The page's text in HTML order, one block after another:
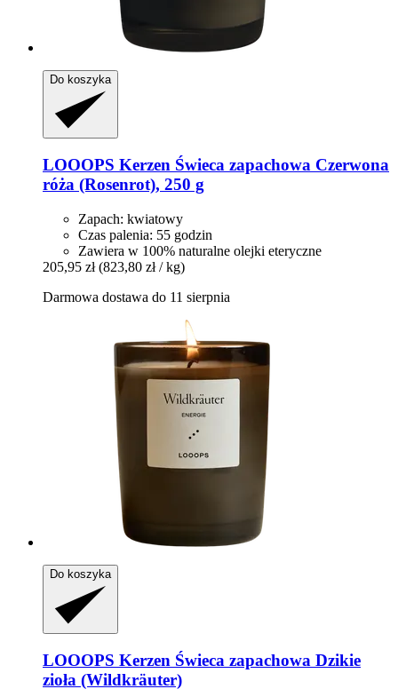
Do koszyka
LOOOPS Kerzen Świeca zapachowa Czerwona
róża (Rosenrot), 250 g
Zapach: kwiatowy
Czas palenia: 55 godzin
Zawiera w 100% naturalne olejki eteryczne
205,95 zł (823,80 zł / kg)
Darmowa dostawa do 11 sierpnia
Do koszyka
LOOOPS Kerzen Świeca zapachowa Dzikie
zioła (Wildkräuter)